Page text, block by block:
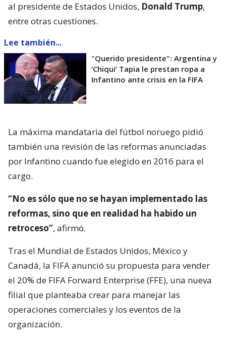
al presidente de Estados Unidos, Donald Trump,
entre otras cuestiones.
Lee también...
"Querido presidente": Argentina y
’Chiqui’ Tapia le prestan ropa a
Infantino ante crisis en la FIFA
La máxima mandataria del fútbol noruego pidió
también una revisión de las reformas anunciadas
por Infantino cuando fue elegido en 2016 para el
cargo.
“No es sólo que no se hayan implementado las
reformas, sino que en realidad ha habido un
retroceso”, afirmó.
Tras el Mundial de Estados Unidos, México y
Canadá, la FIFA anunció su propuesta para vender
el 20% de FIFA Forward Enterprise (FFE), una nueva
filial que planteaba crear para manejar las
operaciones comerciales y los eventos de la
organización.